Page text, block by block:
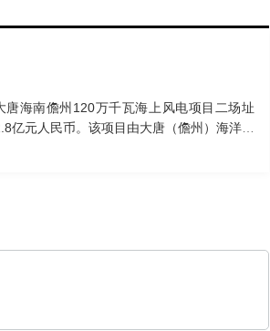
海南儋州120万千瓦海上风电项目二场址
元人民币。该项目由大唐（儋州）海洋能
台单机容量10MW风力发电机组，并配套建